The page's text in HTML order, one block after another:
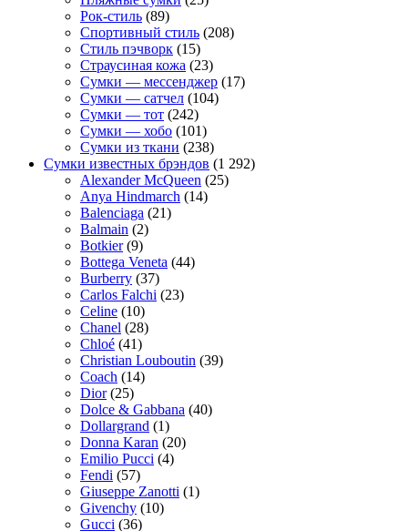
Рок-стиль (89)
Спортивный стиль (208)
Стиль пэчворк (15)
Страусиная кожа (23)
Сумки — мессенджер (17)
Сумки — сатчел (104)
Сумки — тот (242)
Сумки — хобо (101)
Сумки из ткани (238)
Сумки известных брэндов (1 292)
Alexander McQueen (25)
Anya Hindmarch (14)
Balenciaga (21)
Balmain (2)
Botkier(9)
Bottega Veneta (44)
Burberry (37)
Carlos Falchi (23)
Celine (10)
Chanel (28)
Chloé (41)
Christian Louboutin (39)
Coach (14)
Dior(25)
Dolce & Gabbana (40)
Dollargrand (1)
Donna Karan (20)
Emilio Pucci (4)
Fendi (57)
Giuseppe Zanotti (1)
Givenchy (10)
Gucci (36)